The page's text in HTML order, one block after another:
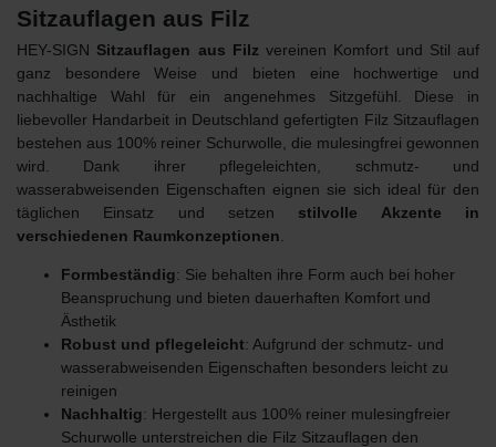
Sitzauflagen aus Filz
HEY-SIGN Sitzauflagen aus Filz vereinen Komfort und Stil auf
ganz besondere Weise und bieten eine hochwertige und
nachhaltige Wahl für ein angenehmes Sitzgefühl. Diese in
liebevoller Handarbeit in Deutschland gefertigten Filz Sitzauflagen
bestehen aus 100% reiner Schurwolle, die mulesingfrei gewonnen
wird. Dank ihrer pflegeleichten, schmutz- und
wasserabweisenden Eigenschaften eignen sie sich ideal für den
täglichen Einsatz und setzen stilvolle Akzente in
verschiedenen Raumkonzeptionen
Formbeständig: Sie behalten ihre Form auch bei hoher
Beanspruchung und bieten dauerhaften Komfort und
Ästhetik
Robust und pflegeleicht: Aufgrund der schmutz- und
wasserabweisenden Eigenschaften besonders leicht zu
reinigen
Nachhaltig: Hergestellt aus 100% reiner mulesingfreier
Schurwolle unterstreichen die Filz Sitzauflagen den